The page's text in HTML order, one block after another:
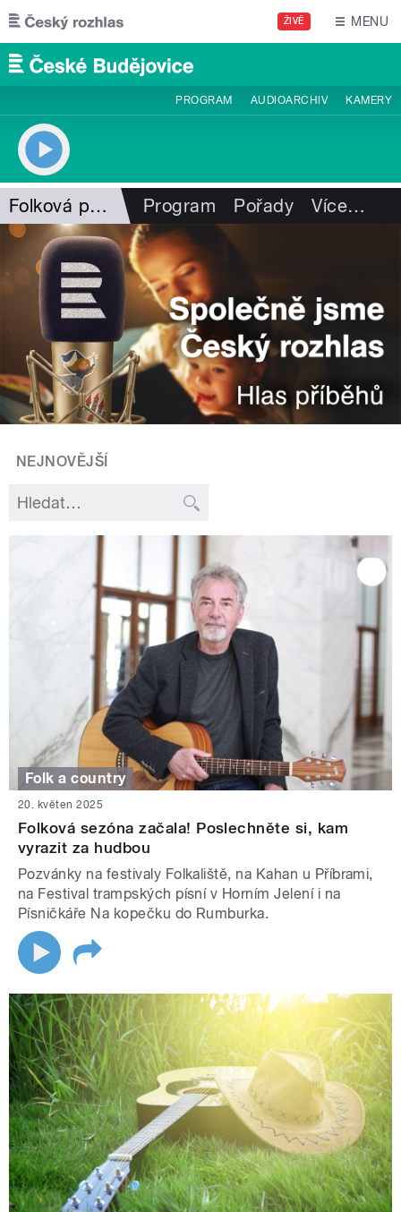
Přejít k hlavnímu obsahu
ŽIVĚ MENU
PROGRAM AUDIOARCHIV KAMERY
Folková pohlazení Program Pořady Více…
NEJNOVĚJŠÍ
Folk a country
20. květen 2025
Folková sezóna začala! Poslechněte si, kam
vyrazit za hudbou
Pozvánky na festivaly Folkaliště, na Kahan u Příbrami,
na Festival trampských písní v Horním Jelení i na
Písničkáře Na kopečku do Rumburka.